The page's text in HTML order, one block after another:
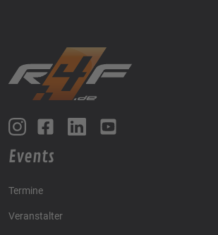
Events
Termine
Veranstalter